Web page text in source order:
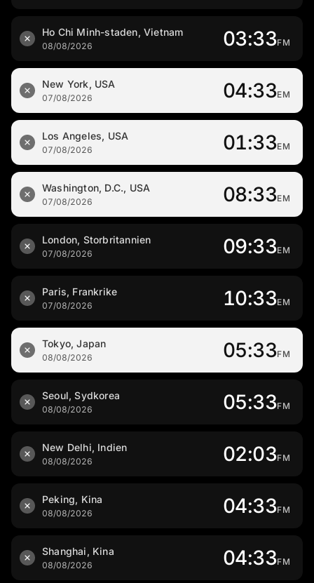
Ho Chi Minh-staden, Vietnam 03:33FM
08/08/2026
New York, USA 04:33EM
07/08/2026
Los Angeles, USA 01:33EM
07/08/2026
Washington, D.C., USA 08:33EM
07/08/2026
London, Storbritannien 09:33EM
07/08/2026
Paris, Frankrike 10:33EM
07/08/2026
Tokyo, Japan 05:33FM
08/08/2026
Seoul, Sydkorea 05:33FM
08/08/2026
New Delhi, Indien 02:03FM
08/08/2026
Peking, Kina 04:33FM
08/08/2026
Shanghai, Kina 04:33FM
08/08/2026